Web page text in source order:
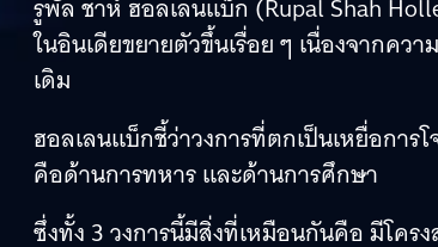
ในอินเดียขยายตัวขึ้นเรื่อย ๆ เนื่องจากค
เดิม
ฮอลเลนแบ็กชี้ว่าวงการที่ตกเป็นเหยื่อกา
คือด้านการทหาร และด้านการศึกษา
ซึ่งทั้ง 3 วงการนี้มีสิ่งที่เหมือนกันคือ มีโค